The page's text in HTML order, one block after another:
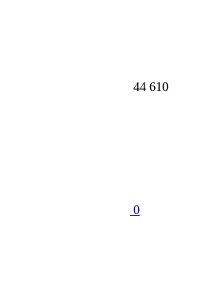
44 610
0